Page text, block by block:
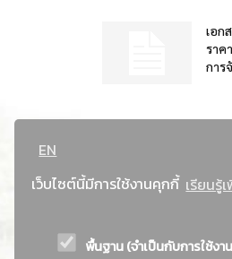
EN
เว็บไซต์นี้มีการใช้งานคุกกี้ เรียนรู้
พื้นฐาน (จำเป็นกับการใช้งา
เอก
ราค
การ
ที่อยู่ : 184 ถนนพระ